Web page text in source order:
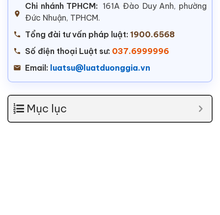
Chi nhánh TPHCM: 161A Đào Duy Anh, phường
Đức Nhuận, TPHCM.
Tổng đài tư vấn pháp luật: 1900.6568
Số điện thoại Luật sư: 037.6999996
Email: luatsu@luatduonggia.vn
Mục lục